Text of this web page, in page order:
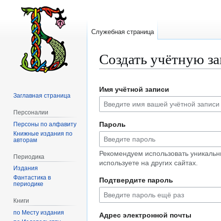
Создать учётную
к
навигации
к
поиску
Имя учётной записи
Пароль
Рекомендуем использовать
используете на других сайтах.
Подтвердите пароль
Адрес электронной почты
Служебная страница
Заглавная страница
Персоналии
Персоны по алфавиту
Книжные издания по
авторам
Периодика
Издания
Фантастика в
периодике
Книги
по Месту издания